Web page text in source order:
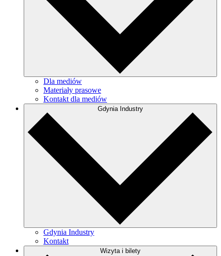
Dla mediów
Materiały prasowe
Kontakt dla mediów
Gdynia Industry
Gdynia Industry
Kontakt
Wizyta i bilety